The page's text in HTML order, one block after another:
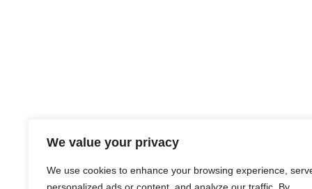
We value your privacy
We use cookies to enhance your browsing experience,
personalized ads or content, and analyze our traffic. By